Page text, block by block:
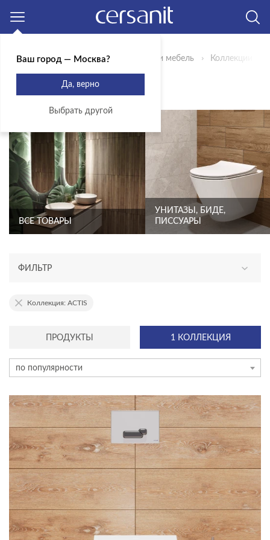
Главная Продукты Сантехника и мебель Коллекции
ВЫ ВЫБРАЛИ ACTIS
ВСЕ ТОВАРЫ
УНИТАЗЫ, БИДЕ,
ПИССУАРЫ
ФИЛЬТР
ТИП КОЛЛЕКЦИИ
КОЛЛЕКЦИЯ
ACTIS
ACCENTO
AQUA
BLICK
BRASKO
BRASKO BLACK
ПРОДУКТЫ 1 КОЛЛЕКЦИЯ
по популярности
Коллекция: ACTIS
Ваш город — Москва?
Да, верно
Выбрать другой